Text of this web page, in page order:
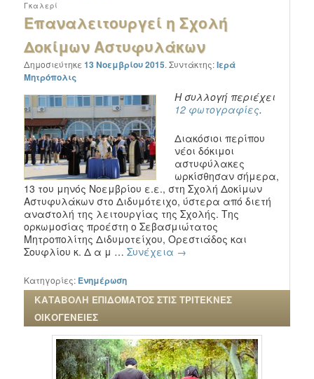
Επαναλειτουργεί η Σχολή
Δοκίμων Αστυφυλάκων
Γκαλερί
Δημοσιεύτηκε13 Νοεμβρίου 2015.Συντάκτης:Ιερά
Μητρόπολις
Η συλλογή περιέχει
12 φωτογραφίες.
Διακόσιοι περίπου
νέοι δόκιμοι
αστυφύλακες
ωρκίσθησαν σήμερα,
13 του μηνός Νοεμβρίου ε.ε., στη Σχολή Δοκίμων
Αστυφυλάκων στο Διδυμότειχο, ύστερα από διετή
αναστολή της λειτουργίας της Σχολής. Της
ορκωμοσίας προέστη ο Σεβασμιώτατος
Μητροπολίτης Διδυμοτείχου, Ορεστιάδος και
Σουφλίου κ. Δ α μ …Συνέχεια →
Κατηγορίες: Ενημέρωση
ΚΑΤΑΒΟΛΗ ΕΠΙΔΟΜΑΤΟΣ ΣΤΙΣ ΤΡΙΤΕΚΝΕΣ
ΟΙΚΟΓΕΝΕΙΕΣ